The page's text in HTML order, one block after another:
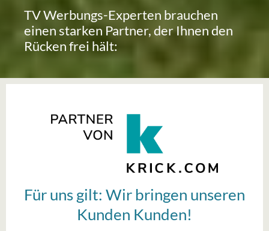
TV Werbungs-Experten brauchen
einen starken Partner, der Ihnen den
Rücken frei hält:
Für uns gilt: Wir bringen unseren
Kunden Kunden!